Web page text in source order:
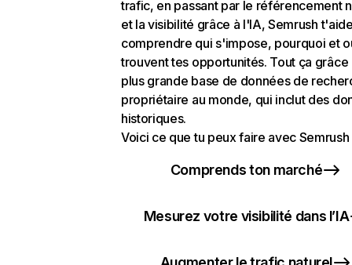
trafic, en passant par le référencement
et la visibilité grâce à l'IA, Semrush
comprendre qui s'impose, pourquoi et
trouvent tes opportunités. Tout ça grâce
plus grande base de données de
propriétaire au monde, qui inclut des
historiques.
Voici ce que tu peux faire avec Semrush
Comprends ton marché
Mesurez votre visibilité dans l’IA